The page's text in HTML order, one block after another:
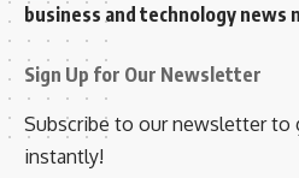
business and technology
Sign Up for Our Newsletter
Subscribe to our newsletter to
instantly!